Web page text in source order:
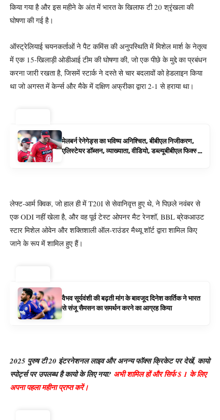
किया गया है और इस महीने के अंत में भारत के खिलाफ टी 20 श्रृंखला की
घोषणा की गई है।
ऑस्ट्रेलियाई चयनकर्ताओं ने पैट कमिंस की अनुपस्थिति में मिशेल मार्श के नेतृत्व
में एक 15-खिलाड़ी ओडीआई टीम की घोषणा की, जो एक पीछे के मुद्दे का प्रबंधन
करना जारी रखता है, जिसमें स्टार्क ने दस्ते से चार बदलावों को हेडलाइन किया
था जो अगस्त में केर्न्स और मैके में दक्षिण अफ्रीका द्वारा 2-1 से हराया था।
मेलबर्न रेनेगेड्स का भविष्य अनिश्चित, बीबीएल निजीकरण,
एलिस्टेयर डॉब्सन, व्याख्याता, वीडियो, डब्ल्यूबीबीएल फिक्स्चर
लेफ्ट-आर्म क्विक, जो हाल ही में T20I से सेवानिवृत्त हुए थे, ने पिछले नवंबर से
एक ODI नहीं खेला है, और वह पूर्व टेस्ट ओपनर मैट रेनशॉ, BBL ब्रेकआउट
स्टार मिशेल ओवेन और शक्तिशाली ऑल-राउंडर मैथ्यू शॉर्ट द्वारा शामिल किए
जाने के रूप में शामिल हुए हैं।
वैभव सूर्यवंशी की बढ़ती मांग के बावजूद दिनेश कार्तिक ने भारत
से संजू सैमसन का समर्थन करने का आग्रह किया
2025 पुरुष टी 20 इंटरनेशनल लाइव और अनन्य फॉक्स क्रिकेट पर देखें, कायो
स्पोर्ट्स पर उपलब्ध है कायो के लिए नया? अभी शामिल हों और सिर्फ $ 1 के लिए
अपना पहला महीना प्राप्त करें।